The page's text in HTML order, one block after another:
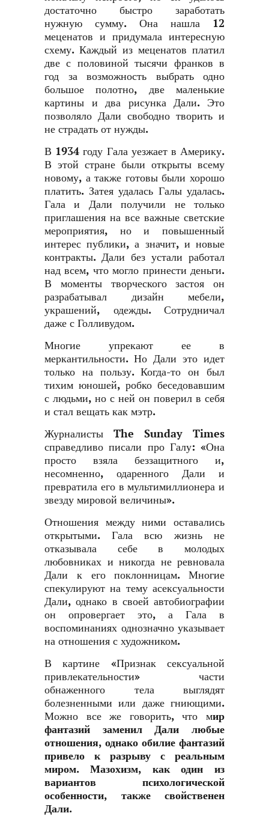
достаточно быстро заработать
нужную сумму. Она нашла 12
меценатов и придумала интересную
схему. Каждый из меценатов платил
две с половиной тысячи франков в
год за возможность выбрать одно
большое полотно, две маленькие
картины и два рисунка Дали. Это
позволяло Дали свободно творить и
не страдать от нужды.
В 1934 году Гала уезжает в Америку.
В этой стране были открыты всему
новому, а также готовы были хорошо
платить. Затея удалась Галы удалась.
Гала и Дали получили не только
приглашения на все важные светские
мероприятия, но и повышенный
интерес публики, а значит, и новые
контракты. Дали без устали работал
над всем, что могло принести деньги.
В моменты творческого застоя он
разрабатывал дизайн мебели,
украшений, одежды. Сотрудничал
даже с Голливудом.
Многие упрекают ее в
меркантильности. Но Дали это идет
только на пользу. Когда-то он был
тихим юношей, робко беседовавшим
с людьми, но с ней он поверил в себя
и стал вещать как мэтр.
Журналисты The Sunday Times
справедливо писали про Галу: «Она
просто взяла беззащитного и,
несомненно, одаренного Дали и
превратила его в мультимиллионера и
звезду мировой величины».
Отношения между ними оставались
открытыми. Гала всю жизнь не
отказывала себе в молодых
любовниках и никогда не ревновала
Дали к его поклонницам. Многие
спекулируют на тему асексуальности
Дали, однако в своей автобиографии
он опровергает это, а Гала в
воспоминаниях однозначно указывает
на отношения с художником.
В картине «Признак сексуальной
привлекательности» части
обнаженного тела выглядят
болезненными или даже гниющими.
Можно все же говорить, что мир
фантазий заменил Дали любые
отношения, однако обилие фантазий
привело к разрыву с реальным
миром. Мазохизм, как один из
вариантов психологической
особенности, также свойственен
Дали.